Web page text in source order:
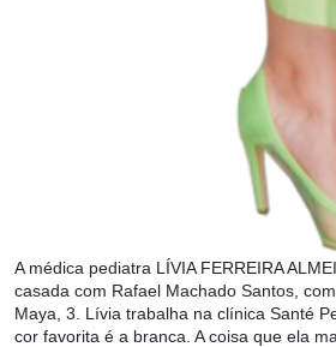
A médica pediatra LÍVIA FERREIRA
casada com Rafael Machado Santos,
Maya, 3. Lívia trabalha na clínica Santé
cor favorita é a branca. A coisa que ela